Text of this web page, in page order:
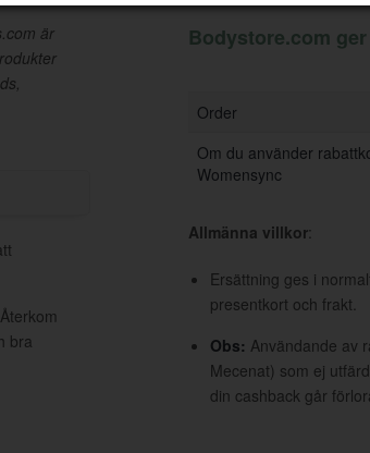
är
bra
Bodystore.com
Order
Om du använder
Womensync
Allmänna villkor:
Ersättning ges i
presentkort och frakt.
Obs: Användande av
Mecenat) som ej
din cashback går